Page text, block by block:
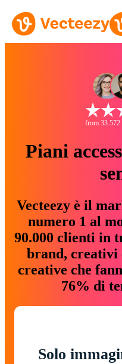
from 33.572
Piani
Vecteezy è il
numero 1 al
90.000 clienti in
brand, creativi
creative che
76% di
Solo